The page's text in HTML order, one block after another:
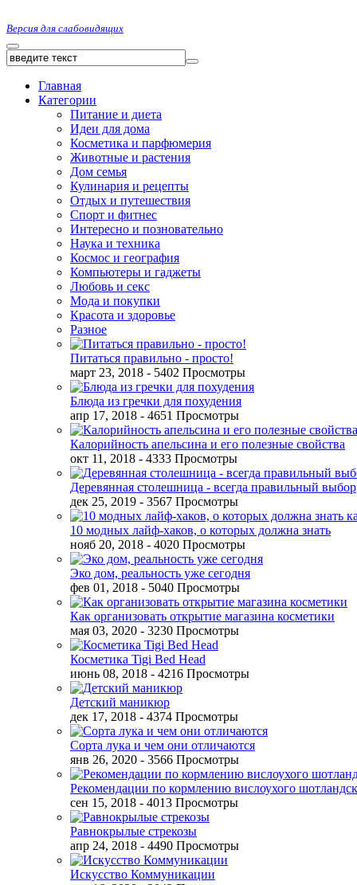
Версия для слабовидящих
Главная
Категории
Питание и диета
Идеи для дома
Косметика и парфюмерия
Животные и растения
Дом семья
Кулинария и рецепты
Отдых и путешествия
Спорт и фитнес
Интересно и позновательно
Наука и техника
Космос и география
Компьютеры и гаджеты
Любовь и секс
Мода и покупки
Красота и здоровье
Разное
Питаться правильно - просто!
март 23, 2018 - 5402 Просмотры
Блюда из гречки для похудения
апр 17, 2018 - 4651 Просмотры
Калорийность апельсина и его полезные свойства
окт 11, 2018 - 4333 Просмотры
Деревянная столешница - всегда правильный выбор
дек 25, 2019 - 3567 Просмотры
10 модных лайф-хаков, о которых должна знать
нояб 20, 2018 - 4020 Просмотры
Эко дом, реальность уже сегодня
фев 01, 2018 - 5040 Просмотры
Как организовать открытие магазина косметики
мая 03, 2020 - 3230 Просмотры
Косметика Tigi Bed Head
июнь 08, 2018 - 4216 Просмотры
Детский маникюр
дек 17, 2018 - 4374 Просмотры
Сорта лука и чем они отличаются
янв 26, 2020 - 3566 Просмотры
Рекомендации по кормлению вислоухого
сен 15, 2018 - 4013 Просмотры
Равнокрылые стрекозы
апр 24, 2018 - 4490 Просмотры
Искусство Коммуникации